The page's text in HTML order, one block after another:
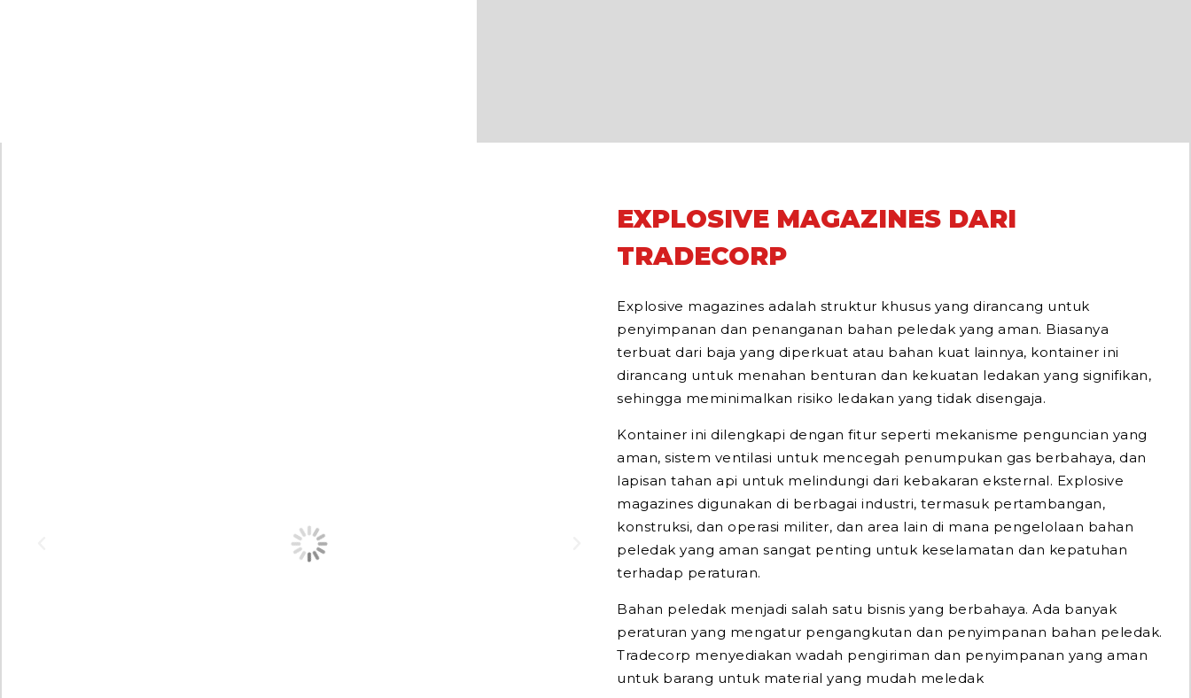
EXPLOSIVE MAGAZINES DARI
TRADECORP
Explosive magazines adalah struktur khusus yang dirancang untuk
penyimpanan dan penanganan bahan peledak yang aman. Biasanya
terbuat dari baja yang diperkuat atau bahan kuat lainnya, kontainer ini
dirancang untuk menahan benturan dan kekuatan ledakan yang signifikan,
sehingga meminimalkan risiko ledakan yang tidak disengaja.
Kontainer ini dilengkapi dengan fitur seperti mekanisme penguncian yang
aman, sistem ventilasi untuk mencegah penumpukan gas berbahaya, dan
lapisan tahan api untuk melindungi dari kebakaran eksternal. Explosive
magazines digunakan di berbagai industri, termasuk pertambangan,
konstruksi, dan operasi militer, dan area lain di mana pengelolaan bahan
peledak yang aman sangat penting untuk keselamatan dan kepatuhan
terhadap peraturan.
Bahan peledak menjadi salah satu bisnis yang berbahaya. Ada banyak
peraturan yang mengatur pengangkutan dan penyimpanan bahan peledak.
Tradecorp menyediakan wadah pengiriman dan penyimpanan yang aman
untuk barang untuk material yang mudah meledak